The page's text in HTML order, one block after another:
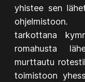
yhistee sen
tarkottana
romahusta
murttautu
toimistoon